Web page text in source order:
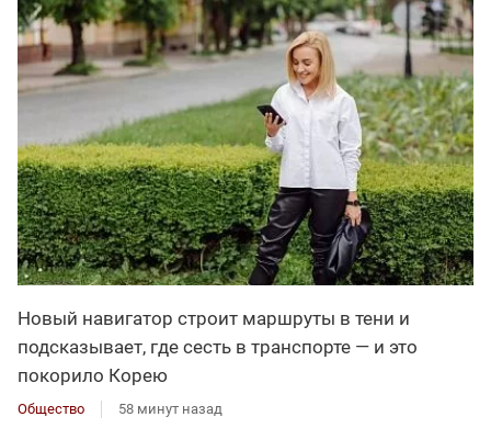
Новый навигатор строит маршруты в тени и
подсказывает, где сесть в транспорте — и это
покорило Корею
Общество 58 минут назад